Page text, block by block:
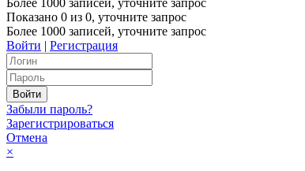
Более 1000 записей, уточните запрос
Показано 0 из 0, уточните запрос
Более 1000 записей, уточните запрос
Войти | Регистрация
Забыли пароль?
Зарегистрироваться
Отмена
×